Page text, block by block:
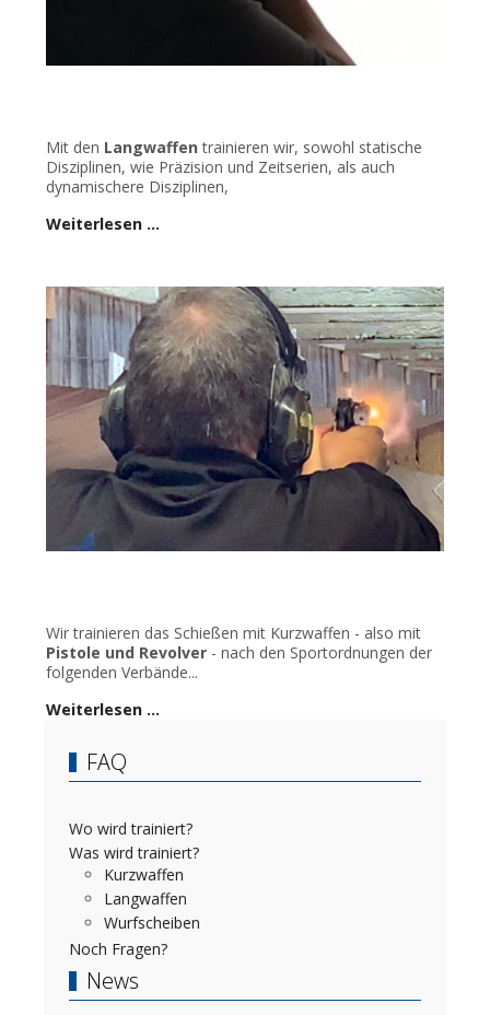
Mit den Langwaffen trainieren wir, sowohl statische
Disziplinen, wie Präzision und Zeitserien, als auch
dynamischere Disziplinen,
Weiterlesen …
Wir trainieren das Schießen mit Kurzwaffen - also mit
Pistole und Revolver - nach den Sportordnungen der
folgenden Verbände...
Weiterlesen …
FAQ
Wo wird trainiert?
Was wird trainiert?
Kurzwaffen
Langwaffen
Wurfscheiben
Noch Fragen?
News